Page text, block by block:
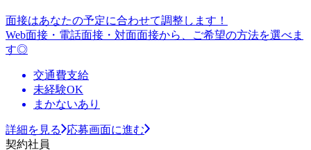
面接はあなたの予定に合わせて調整します！
Web面接・電話面接・対面面接から、ご希望の方法を選べま
す◎
交通費支給
未経験OK
まかないあり
詳細を見る
応募画面に進む
契約社員